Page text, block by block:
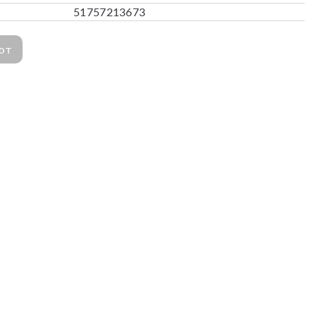
51757213673